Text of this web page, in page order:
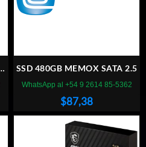
SSD 480GB MEMOX SATA 2.5
$87,38
WhatsApp al +54 9 2614 85-5362